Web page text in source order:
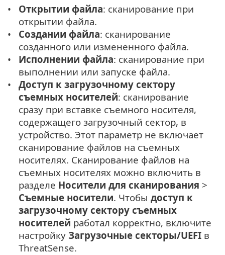
Открытии файла: сканирование при
открытии файла.
Создании файла: сканирование
созданного или измененного файла.
Исполнении файла: сканирование при
выполнении или запуске файла.
Доступ к загрузочному сектору
съемных носителей: сканирование
сразу при вставке съемного носителя,
содержащего загрузочный сектор, в
устройство. Этот параметр не включает
сканирование файлов на съемных
носителях. Сканирование файлов на
съемных носителях можно включить в
разделе Носители для сканирования >
Съемные носители. Чтобыдоступ к
загрузочному сектору съемных
носителей работал корректно, включите
настройку Загрузочные секторы/UEFI в
ThreatSense.